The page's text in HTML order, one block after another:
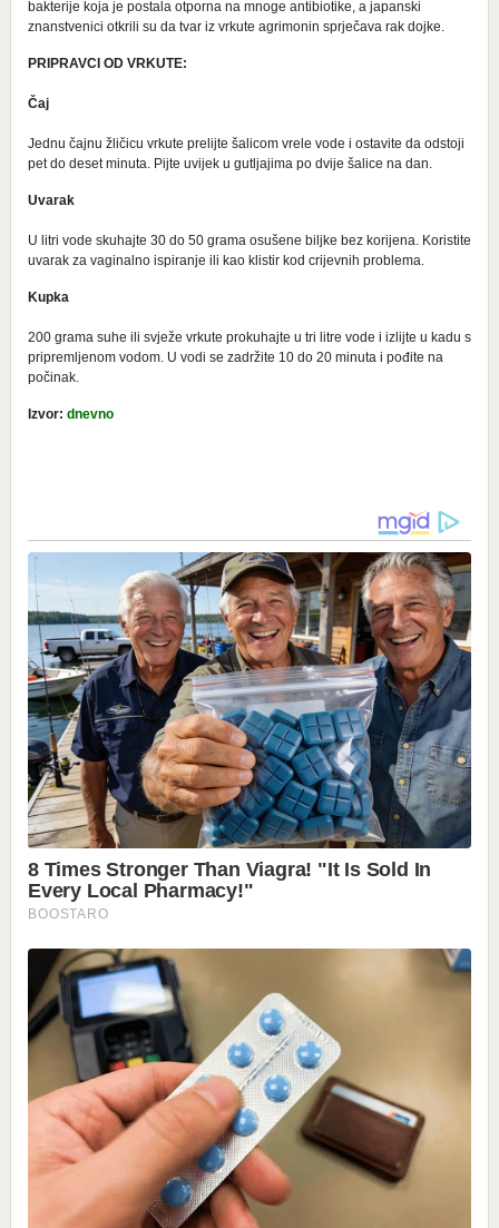
bakterije koja je postala otporna na mnoge antibiotike, a japanski
znanstvenici otkrili su da tvar iz vrkute agrimonin sprječava rak dojke.
PRIPRAVCI OD VRKUTE:
Čaj
Jednu čajnu žličicu vrkute prelijte šalicom vrele vode i ostavite da odstoji
pet do deset minuta. Pijte uvijek u gutljajima po dvije šalice na dan.
Uvarak
U litri vode skuhajte 30 do 50 grama osušene biljke bez korijena. Koristite
uvarak za vaginalno ispiranje ili kao klistir kod crijevnih problema.
Kupka
200 grama suhe ili svježe vrkute prokuhajte u tri litre vode i izlijte u kadu s
pripremljenom vodom. U vodi se zadržite 10 do 20 minuta i pođite na
počinak.
Izvor: dnevno